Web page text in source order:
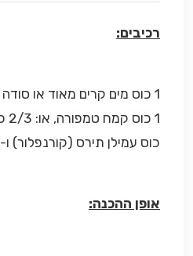
רכיבים:
1 כוס מים קרים מאוד או סודה
כוס עמילן תירס (קורנפלור) ו-1 חלבון
אופן ההכנה: